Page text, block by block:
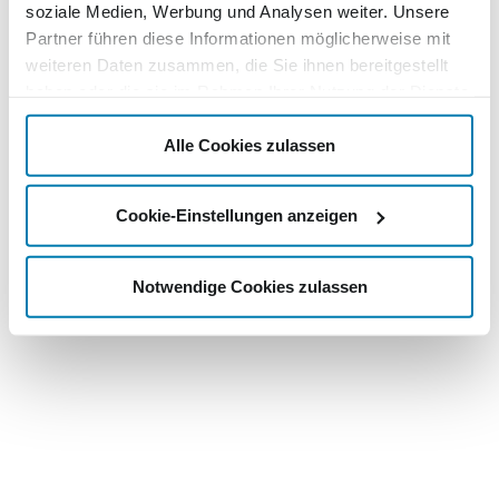
soziale Medien, Werbung und Analysen weiter. Unsere
Partner führen diese Informationen möglicherweise mit
weiteren Daten zusammen, die Sie ihnen bereitgestellt
gesammelt haben.
Alle Cookies zulassen
Cookie-Einstellungen anzeigen
Notwendige Cookies zulassen